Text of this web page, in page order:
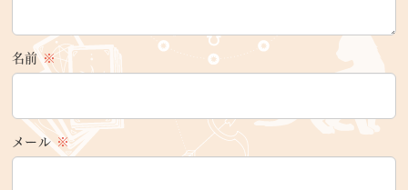
名前※
メール※